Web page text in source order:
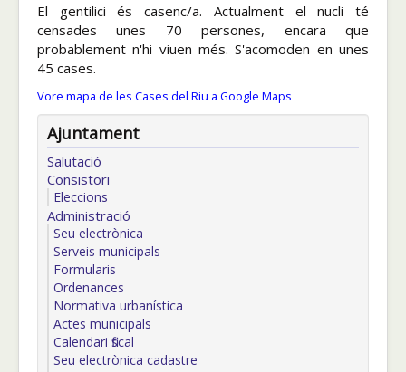
El gentilici és casenc/a. Actualment el nucli té
censades unes 70 persones, encara que
probablement n'hi viuen més. S'acomoden en unes
45 cases.
Vore mapa de les Cases del Riu a Google Maps
Ajuntament
Salutació
Consistori
Eleccions
Administració
Seu electrònica
Serveis municipals
Formularis
Ordenances
Normativa urbanística
Actes municipals
Calendari fiscal
Seu electrònica cadastre